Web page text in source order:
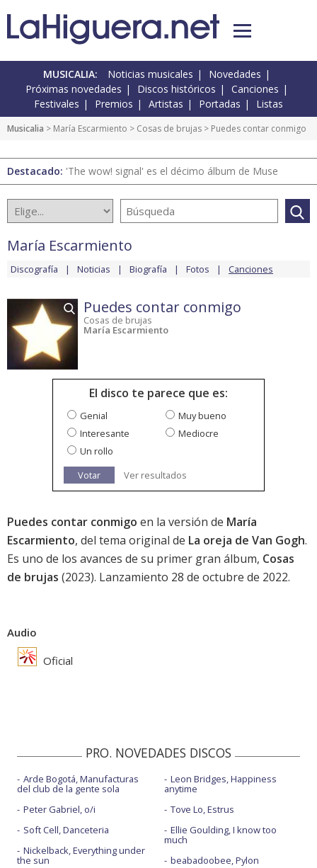
MUSICALIA: Noticias musicales
Novedades
Próximas novedades
Discos históricos
Canciones
Festivales
Premios Artistas Portadas Listas
Musicalia > María Escarmiento > Cosas de brujas > Puedes contar conmigo
Destacado: 'The wow! signal' es el décimo álbum de Muse
María Escarmiento
Discografía Noticias Biografía Fotos Canciones
Puedes contar conmigo
Cosas de brujas
María Escarmiento
El disco te parece que es:
Genial
Muy bueno
Interesante
Mediocre
Un rollo
Votar
Ver resultados
Puedes contar conmigo en la versión de María
Escarmiento, del tema original de La oreja de Van Gogh.
Es uno de los avances de su primer gran álbum, Cosas
de brujas (2023). Lanzamiento 28 de octubre de 2022.
Audio
Oficial
PRO. NOVEDADES DISCOS
Arde Bogotá, Manufacturas
del club de la gente sola
Peter Gabriel, o/i
Soft Cell, Danceteria
Nickelback, Everything under
the sun
Leon Bridges, Happiness
anytime
Tove Lo, Estrus
Ellie Goulding, I know too
much
beabadoobee, Pylon